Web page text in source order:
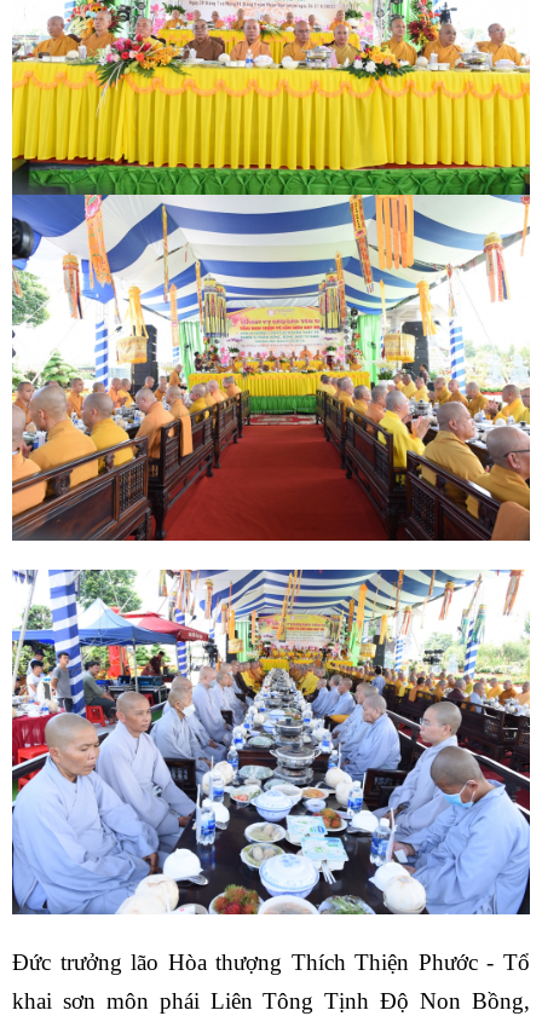
Đức trưởng lão Hòa thượng Thích Thiện Phước - Tổ
khai sơn môn phái Liên Tông Tịnh Độ Non Bồng,